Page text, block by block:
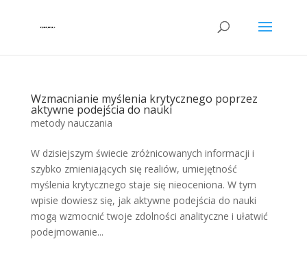
Wzmacnianie myślenia krytycznego poprzez
aktywne podejścia do nauki
metody nauczania
W dzisiejszym świecie zróżnicowanych informacji i
szybko zmieniających się realiów, umiejętność
myślenia krytycznego staje się nieoceniona. W tym
wpisie dowiesz się, jak aktywne podejścia do nauki
mogą wzmocnić twoje zdolności analityczne i ułatwić
podejmowanie...